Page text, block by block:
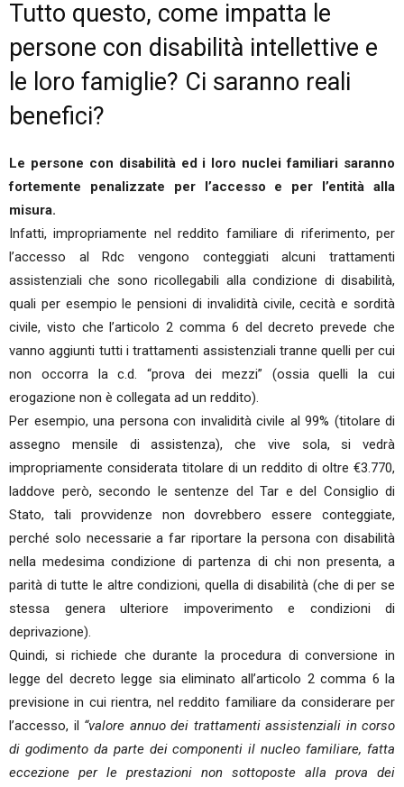
Tutto questo, come impatta le
persone con disabilità intellettive e
le loro famiglie? Ci saranno reali
benefici?
Le persone con disabilità ed i loro nuclei familiari saranno
fortemente penalizzate per l’accesso e per l’entità alla
misura.
Infatti, impropriamente nel reddito familiare di riferimento, per
l’accesso al Rdc vengono conteggiati alcuni trattamenti
assistenziali che sono ricollegabili alla condizione di disabilità,
quali per esempio le pensioni di invalidità civile, cecità e sordità
civile, visto che l’articolo 2 comma 6 del decreto prevede che
vanno aggiunti tutti i trattamenti assistenziali tranne quelli per cui
non occorra la c.d. “prova dei mezzi” (ossia quelli la cui
erogazione non è collegata ad un reddito).
Per esempio, una persona con invalidità civile al 99% (titolare di
assegno mensile di assistenza), che vive sola, si vedrà
impropriamente considerata titolare di un reddito di oltre €3.770,
laddove però, secondo le sentenze del Tar e del Consiglio di
Stato, tali provvidenze non dovrebbero essere conteggiate,
perché solo necessarie a far riportare la persona con disabilità
nella medesima condizione di partenza di chi non presenta, a
parità di tutte le altre condizioni, quella di disabilità (che di per se
stessa genera ulteriore impoverimento e condizioni di
deprivazione).
Quindi, si richiede che durante la procedura di conversione in
legge del decreto legge sia eliminato all’articolo 2 comma 6 la
previsione in cui rientra, nel reddito familiare da considerare per
l’accesso, il “valore annuo dei trattamenti assistenziali in corso
di godimento da parte dei componenti il nucleo familiare, fatta
eccezione per le prestazioni non sottoposte alla prova dei